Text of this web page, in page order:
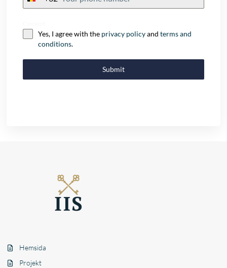
Yes, I agree with the privacy policyandterms and
conditions.
Submit
Hemsida
Projekt